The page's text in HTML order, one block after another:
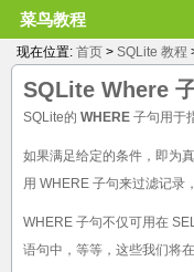
菜鸟教程
现在位置: 首页 > SQLite 教程
SQLite Where
SQLite的 WHERE 子句用于
如果满足给定的条件，即为
用 WHERE 子句来过滤记录
WHERE 子句不仅可用在
语句中，等等，这些我们将